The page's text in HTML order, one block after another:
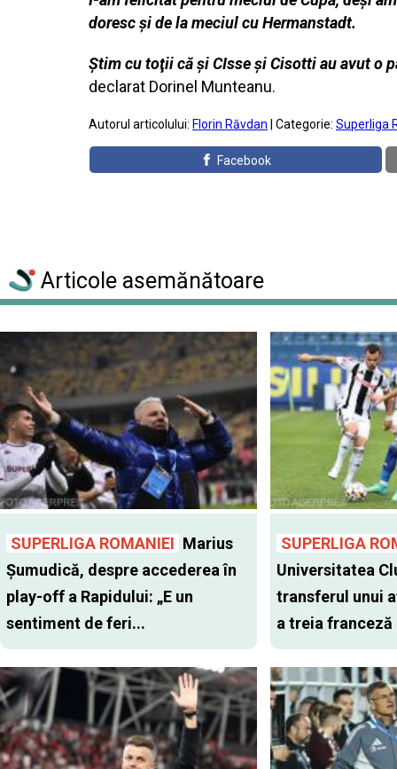
doresc şi de la meciul cu Hermanstadt.
Ştim cu toţii că şi CIsse şi Cisotti au avut o
declarat Dorinel Munteanu.
Autorul articolului: Florin Răvdan | Categorie: Superliga
Facebook
Articole asemănătoare
SUPERLIGA ROMANIEI Marius
Șumudică, despre accederea în
play-off a Rapidului: „E un
sentiment de feri...
SUPERLIGA
Universitatea
transferul unui
a treia franceză